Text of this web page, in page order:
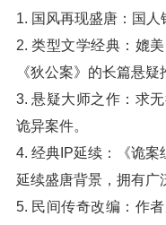
1. 国风再现盛唐：国人
2. 类型文学经典：媲
《狄公案》的长篇悬疑
3. 悬疑大师之作：求
诡异案件。
4. 经典IP延续：《诡
延续盛唐背景，拥有广
5. 民间传奇改编：作